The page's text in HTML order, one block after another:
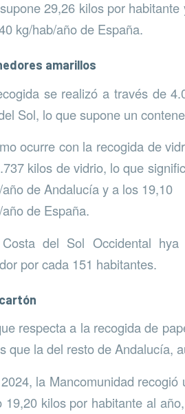
29,26 kilos por
kg/hab/año de España.
amarillos
se realizó a través de
Sol, lo que supone un
ocurre con la recogida de
kilos de vidrio, lo que
de Andalucía y a los 19,10
de España.
del Sol Occidental hya
por cada 151 habitantes.
respecta a la recogida de
que la del resto de Andalucía,
la Mancomunidad
19,20 kilos por habitante al